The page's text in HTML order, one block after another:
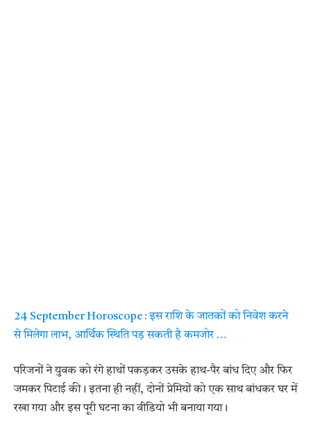
24 September Horoscope : इस राशि के जातकों को निवेश करने
से मिलेगा लाभ, आर्थिक स्थिति पड़ सकती है कमजोर …
परिजनों ने युवक को रंगे हाथों पकड़कर उसके हाथ-पैर बांध दिए और फिर
जमकर पिटाई की। इतना ही नहीं, दोनों प्रेमियों को एक साथ बांधकर घर में
रखा गया और इस पूरी घटना का वीडियो भी बनाया गया।